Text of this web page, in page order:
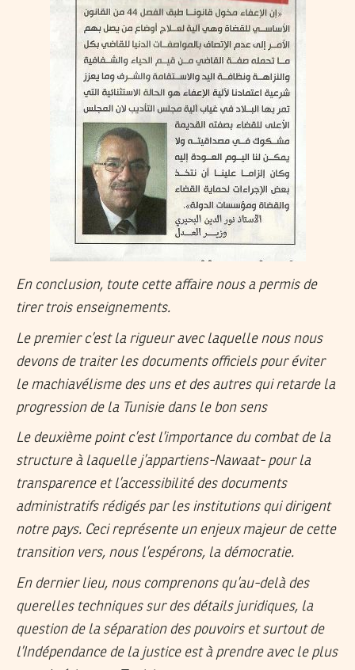
En conclusion, toute cette affaire nous a permis de
tirer trois enseignements.
Le premier c’est la rigueur avec laquelle nous nous
devons de traiter les documents officiels pour éviter
le machiavélisme des uns et des autres qui retarde la
progression de la Tunisie dans le bon sens
Le deuxième point c’est l’importance du combat de la
structure à laquelle j’appartiens-Nawaat- pour la
transparence et l’accessibilité des documents
administratifs rédigés par les institutions qui dirigent
notre pays. Ceci représente un enjeux majeur de cette
transition vers, nous l’espérons, la démocratie.
En dernier lieu, nous comprenons qu’au-delà des
querelles techniques sur des détails juridiques, la
question de la séparation des pouvoirs et surtout de
l’Indépendance de la justice est à prendre avec le plus